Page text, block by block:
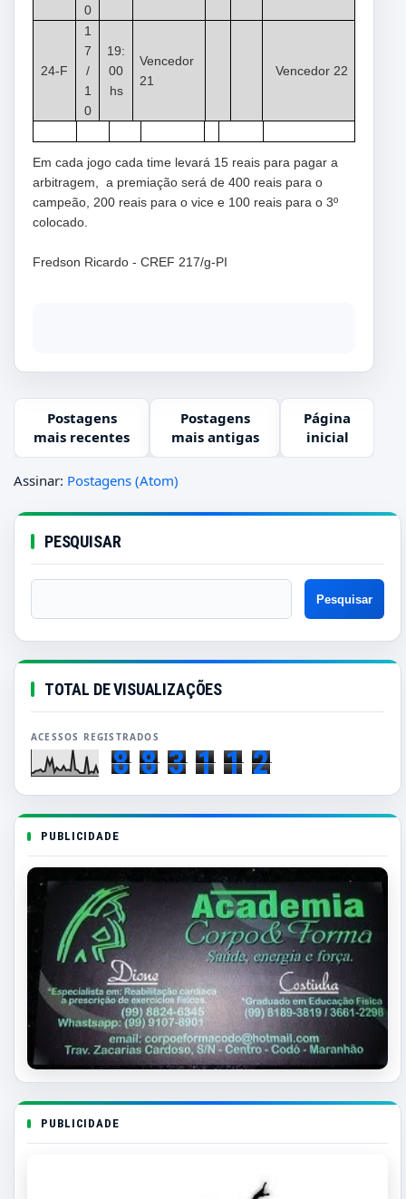
0
24-F
1
7
/
1
0
19:
00
hs
Vencedor
21
Vencedor 22
Em cada jogo cada time levará 15 reais para pagar a
arbitragem, a premiação será de 400 reais para o
campeão, 200 reais para o vice e 100 reais para o 3º
colocado.
Fredson Ricardo - CREF 217/g-PI
Postagens
mais recentes
Postagens
mais antigas
Página
inicial
Assinar: Postagens (Atom)
PESQUISAR
TOTAL DE VISUALIZAÇÕES
8 8 3 1 1 2
PUBLICIDADE
PUBLICIDADE